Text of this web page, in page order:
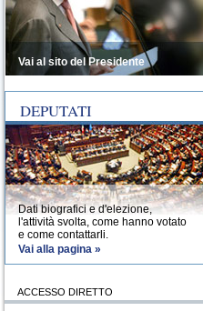
Vai al sito del Presidente
DEPUTATI
Dati biografici e d'elezione,
l'attività svolta, come hanno votato
e come contattarli.
Vai alla pagina »
ACCESSO DIRETTO